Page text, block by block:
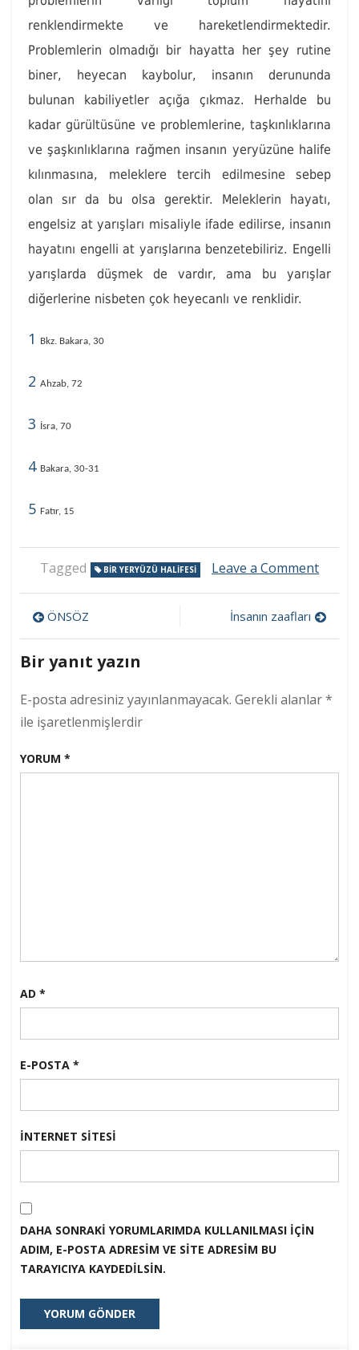
renklendirmekte ve hareketlendirmektedir.
Problemlerin olmadığı bir hayatta her şey rutine
biner, heyecan kaybolur, insanın derununda
bulunan kabiliyetler açığa çıkmaz. Herhalde bu
kadar gürültüsüne ve problemlerine, taşkınlıklarına
ve şaşkınlıklarına rağmen insanın yeryüzüne halife
kılınmasına, meleklere tercih edilmesine sebep
olan sır da bu olsa gerektir. Meleklerin hayatı,
engelsiz at yarışları misaliyle ifade edilirse, insanın
hayatını engelli at yarışlarına benzetebiliriz. Engelli
yarışlarda düşmek de vardır, ama bu yarışlar
diğerlerine nisbeten çok heyecanlı ve renklidir.
1 Bkz. Bakara, 30
2 Ahzab, 72
3 İsra, 70
4 Bakara, 30-31
5 Fatır, 15
Tagged BIR YERYÜZÜ HALIFESI Leave a Commenton
Bölüm
Yazı
gezinmesi
ÖNSÖZ İnsanın zaafları
Bir yanıt yazın
E-posta adresiniz yayınlanmayacak. Gerekli alanlar*
ile işaretlenmişlerdir
YORUM *
AD *
E-POSTA *
İNTERNET SITESI
DAHA SONRAKI YORUMLARIMDA KULLANILMASI IÇIN
ADIM, E-POSTA ADRESIM VE SITE ADRESIM BU
TARAYICIYA KAYDEDILSIN.